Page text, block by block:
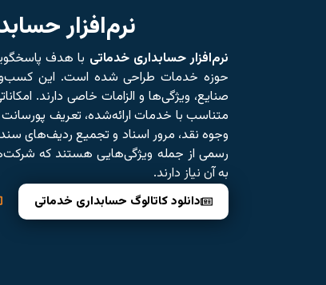
نرم‌افزار
نرم‌افزار حسابداری خدماتی با هدف
حوزه خدمات طراحی شده است. این
صنایع، ویژگی‌ها و الزامات خاصی دارند.
متناسب با خدمات ارائه‌شده، تعریف
وجوه نقد، مرور اسناد و تجمیع ردیف‌های
رسمی از جمله ویژگی‌هایی هستند که
به آن نیاز دارند.
دانلود کاتالوگ حسابداری خدماتی